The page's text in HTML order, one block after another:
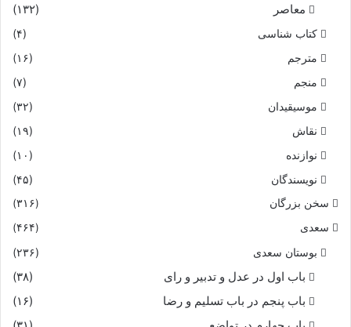
معاصر
(۱۳۲)
کتاب شناسی
(۴)
مترجم
(۱۶)
منجم
(۷)
موسیقیدان
(۳۲)
نقاش
(۱۹)
نوازنده
(۱۰)
نویسندگان
(۴۵)
سخن بزرگان
(۳۱۶)
سعدی
(۴۶۴)
بوستان سعدی (۲۳۶)
باب اول در عدل و تدبیر و رای
(۳۸)
باب پنجم در باب تسلیم و رضا
(۱۶)